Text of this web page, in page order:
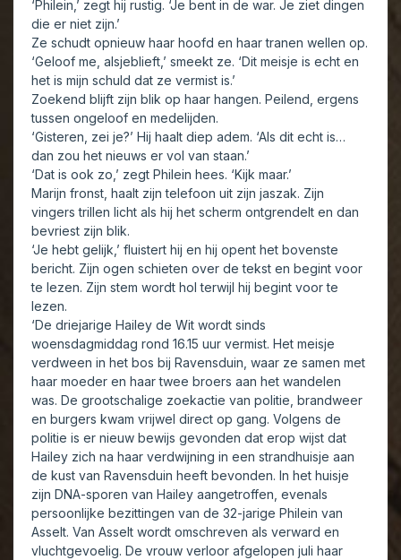
‘Philein,’ zegt hij rustig. ‘Je bent in de war. Je ziet dingen
die er niet zijn.’
Ze schudt opnieuw haar hoofd en haar tranen wellen op.
‘Geloof me, alsjeblieft,’ smeekt ze. ‘Dit meisje is echt en
het is mijn schuld dat ze vermist is.’
Zoekend blijft zijn blik op haar hangen. Peilend, ergens
tussen ongeloof en medelijden.
‘Gisteren, zei je?’ Hij haalt diep adem. ‘Als dit echt is…
dan zou het nieuws er vol van staan.’
‘Dat is ook zo,’ zegt Philein hees. ‘Kijk maar.’
Marijn fronst, haalt zijn telefoon uit zijn jaszak. Zijn
vingers trillen licht als hij het scherm ontgrendelt en dan
bevriest zijn blik.
‘Je hebt gelijk,’ fluistert hij en hij opent het bovenste
bericht. Zijn ogen schieten over de tekst en begint voor
te lezen. Zijn stem wordt hol terwijl hij begint voor te
lezen.
‘De driejarige Hailey de Wit wordt sinds
woensdagmiddag rond 16.15 uur vermist. Het meisje
verdween in het bos bij Ravensduin, waar ze samen met
haar moeder en haar twee broers aan het wandelen
was. De grootschalige zoekactie van politie, brandweer
en burgers kwam vrijwel direct op gang. Volgens de
politie is er nieuw bewijs gevonden dat erop wijst dat
Hailey zich na haar verdwijning in een strandhuisje aan
de kust van Ravensduin heeft bevonden. In het huisje
zijn DNA-sporen van Hailey aangetroffen, evenals
persoonlijke bezittingen van de 32-jarige Philein van
Asselt. Van Asselt wordt omschreven als verward en
vluchtgevoelig. De vrouw verloor afgelopen juli haar